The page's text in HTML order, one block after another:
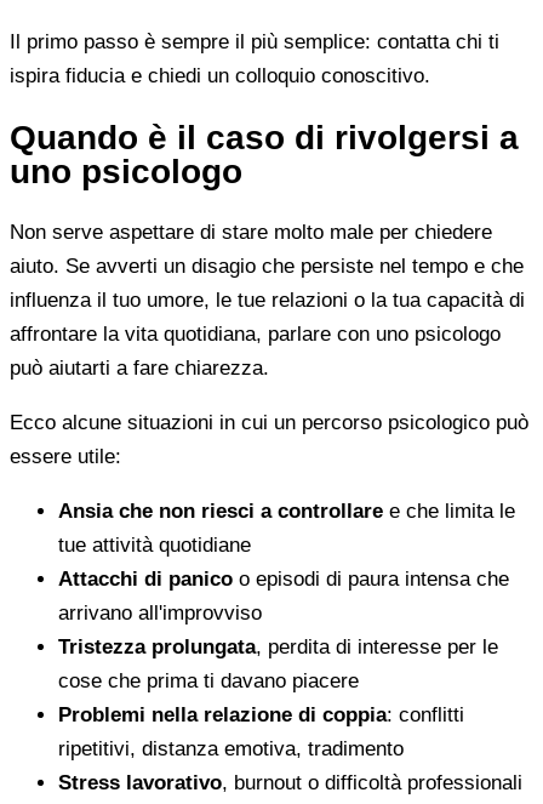
Il primo passo è sempre il più semplice: contatta chi ti
ispira fiducia e chiedi un colloquio conoscitivo.
Quando è il caso di rivolgersi a
uno psicologo
Non serve aspettare di stare molto male per chiedere
aiuto. Se avverti un disagio che persiste nel tempo e che
influenza il tuo umore, le tue relazioni o la tua capacità di
affrontare la vita quotidiana, parlare con uno psicologo
può aiutarti a fare chiarezza.
Ecco alcune situazioni in cui un percorso psicologico può
essere utile:
Ansia che non riesci a controllare e che limita le
tue attività quotidiane
Attacchi di panico o episodi di paura intensa che
arrivano all'improvviso
Tristezza prolungata, perdita di interesse per le
cose che prima ti davano piacere
Problemi nella relazione di coppia: conflitti
ripetitivi, distanza emotiva, tradimento
Stress lavorativo, burnout o difficoltà professionali